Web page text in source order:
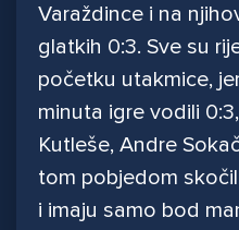
Varaždince i na
glatkih 0:3. Sve su
početku utakmice,
minuta igre vodili
Kutleše, Andre
tom pobjedom
i imaju samo bod